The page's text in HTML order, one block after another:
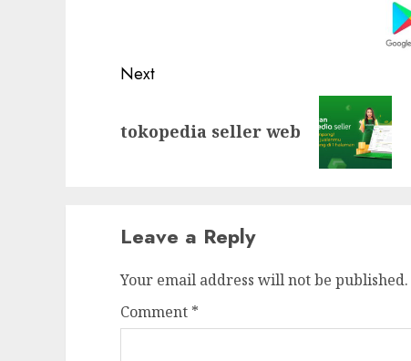
Next
post:
tokopedia seller web
Leave a Reply
Your email address will not be published.
Comment *